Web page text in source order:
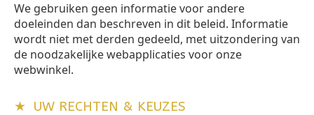
We gebruiken geen informatie voor andere
doeleinden dan beschreven in dit beleid. Informatie
wordt niet met derden gedeeld, met uitzondering van
de noodzakelijke webapplicaties voor onze
webwinkel.
★ UW RECHTEN & KEUZES